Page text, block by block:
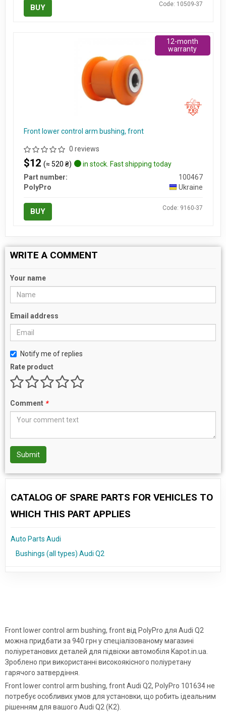
BUY Code: 10509-37
Front lower control arm bushing, front
0 reviews
$12 (≈ 520 ₴)
in stock. Fast shipping today
Part number:
100467
PolyPro
Ukraine
BUY Code: 9160-37
12-month
warranty
WRITE A COMMENT
Your name
Email address
Notify me of replies
Rate product
Comment *
Submit
CATALOG OF SPARE PARTS FOR VEHICLES TO
WHICH THIS PART APPLIES
Auto Parts Audi
Bushings (all types) Audi Q2
Front lower control arm bushing, front від PolyPro для Audi Q2
можна придбати за 940 грн у спеціалізованому магазині
поліуретанових деталей для підвіски автомобіля Kapot.in.ua.
Зроблено при використанні високоякісного поліуретану
гарячого затвердіння.
Front lower control arm bushing, front Audi Q2, PolyPro 101634 не
потребує особливих умов для установки, що робить ідеальним
рішенням для вашого Audi Q2 (К2).